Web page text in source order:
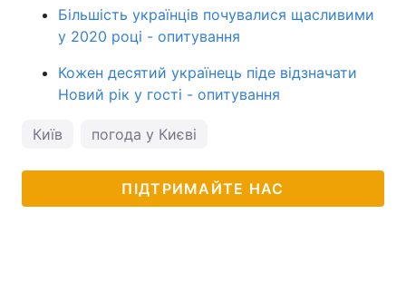
Більшість українців почувалися щасливими
у 2020 році - опитування
Кожен десятий українець піде відзначати
Новий рік у гості - опитування
Київ погода у Києві
ПІДТРИМАЙТЕ НАС